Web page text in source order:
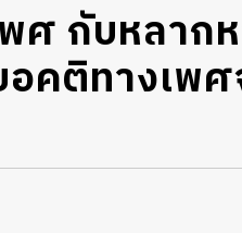
ศ กับหลาก
อคติทางเพ